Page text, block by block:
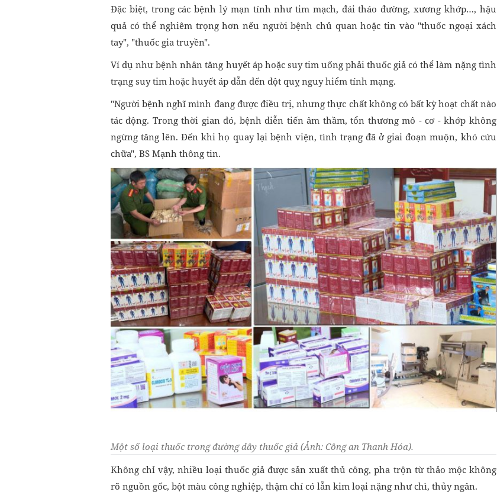
Đặc biệt, trong các bệnh lý mạn tính như tim mạch, đái tháo đường, xương khớp…, hậu
quả có thể nghiêm trọng hơn nếu người bệnh chủ quan hoặc tin vào "thuốc ngoại xách
tay", "thuốc gia truyền".
Ví dụ như bệnh nhân tăng huyết áp hoặc suy tim uống phải thuốc giả có thể làm nặng tình
trạng suy tim hoặc huyết áp dẫn đến đột quỵ nguy hiểm tính mạng.
"Người bệnh nghĩ mình đang được điều trị, nhưng thực chất không có bất kỳ hoạt chất nào
tác động. Trong thời gian đó, bệnh diễn tiến âm thầm, tổn thương mô - cơ - khớp không
ngừng tăng lên. Đến khi họ quay lại bệnh viện, tình trạng đã ở giai đoạn muộn, khó cứu
chữa", BS Mạnh thông tin.
Một số loại thuốc trong đường dây thuốc giả (Ảnh: Công an Thanh Hóa).
Không chỉ vậy, nhiều loại thuốc giả được sản xuất thủ công, pha trộn từ thảo mộc không
rõ nguồn gốc, bột màu công nghiệp, thậm chí có lẫn kim loại nặng như chì, thủy ngân.